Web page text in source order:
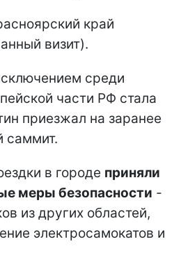
край
визит).
среди
части РФ стала
приезжал на заранее
саммит.
в городе приняли
меры безопасности -
из других областей,
электросамокатов и